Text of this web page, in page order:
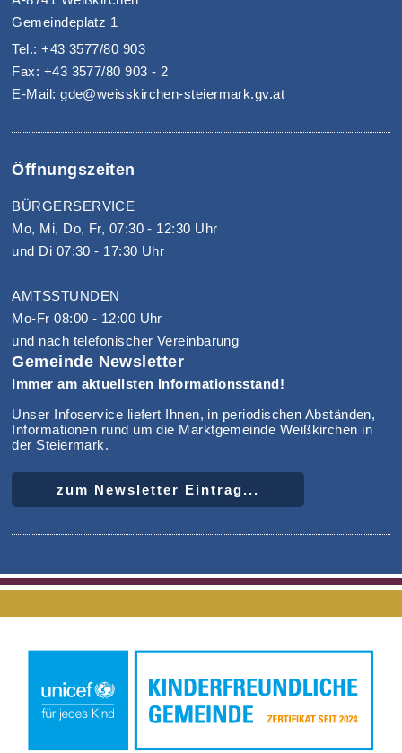
Gemeindeplatz 1
Tel.: +43 3577/80 903
Fax: +43 3577/80 903 - 2
E-Mail: gde@weisskirchen-steiermark.gv.at
Öffnungszeiten
BÜRGERSERVICE
Mo, Mi, Do, Fr, 07:30 - 12:30 Uhr
und Di 07:30 - 17:30 Uhr
AMTSSTUNDEN
Mo-Fr 08:00 - 12:00 Uhr
und nach telefonischer Vereinbarung
Gemeinde Newsletter
Immer am aktuellsten Informationsstand!
Unser Infoservice liefert Ihnen, in periodischen Abständen,
Informationen rund um die Marktgemeinde Weißkirchen in
der Steiermark.
zum Newsletter Eintrag...